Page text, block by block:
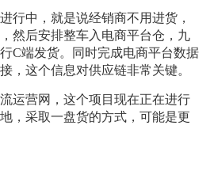
行中，就是说经销商不用进货，
然后安排整车入电商平台仓，九
C端发货。同时完成电商平台数据
，这个信息对供应链非常关键。
运营网，这个项目现在正在进行
，采取一盘货的方式，可能是更